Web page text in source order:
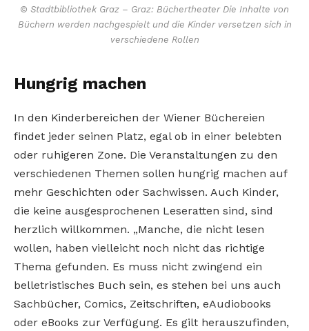
© Stadtbibliothek Graz – Graz: Büchertheater Die Inhalte von
Büchern werden nachgespielt und die Kinder versetzen sich in
verschiedene Rollen
Hungrig machen
In den Kinderbereichen der Wiener Büchereien
findet jeder seinen Platz, egal ob in einer belebten
oder ruhigeren Zone. Die Veranstaltungen zu den
verschiedenen Themen sollen hungrig machen auf
mehr Geschichten oder Sachwissen. Auch Kinder,
die keine ausgesprochenen Leseratten sind, sind
herzlich willkommen. „Manche, die nicht lesen
wollen, haben vielleicht noch nicht das richtige
Thema gefunden. Es muss nicht zwingend ein
belletristisches Buch sein, es stehen bei uns auch
Sachbücher, Comics, Zeitschriften, eAudiobooks
oder eBooks zur Verfügung. Es gilt herauszufinden,